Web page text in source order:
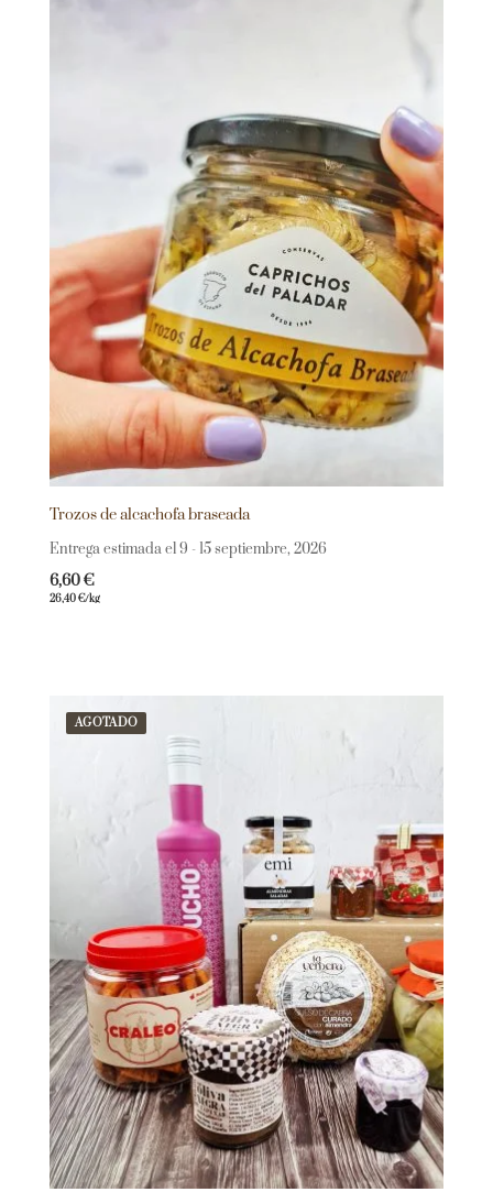
Trozos de alcachofa braseada
Entrega estimada el 9 - 15 septiembre, 2026
6,60€
26,40€/kg
AGOTADO